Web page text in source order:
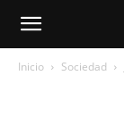
Inicio Sociedad